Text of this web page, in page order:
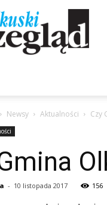
Newsy Aktualności Czy
- 10 listopada 2017 156